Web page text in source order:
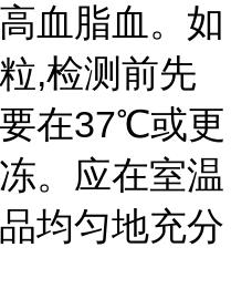
血脂血。如
,检测前先
在37℃或更
。应在室温
均匀地充分